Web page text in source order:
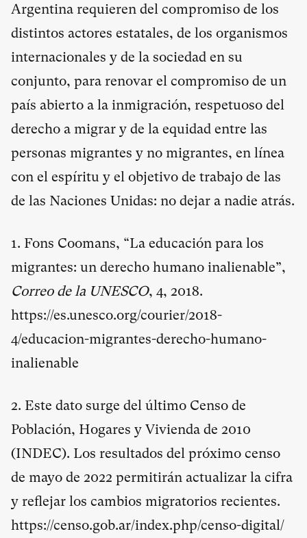
Argentina requieren del compromiso de los
distintos actores estatales, de los organismos
internacionales y de la sociedad en su
conjunto, para renovar el compromiso de un
país abierto a la inmigración, respetuoso del
derecho a migrar y de la equidad entre las
personas migrantes y no migrantes, en línea
con el espíritu y el objetivo de trabajo de las
de las Naciones Unidas: no dejar a nadie atrás.
1. Fons Coomans, “La educación para los
migrantes: un derecho humano inalienable”,
Correo de la UNESCO, 4, 2018.
https://es.unesco.org/courier/2018-
4/educacion-migrantes-derecho-humano-
inalienable
2. Este dato surge del último Censo de
Población, Hogares y Vivienda de 2010
(INDEC). Los resultados del próximo censo
de mayo de 2022 permitirán actualizar la cifra
y reflejar los cambios migratorios recientes.
https://censo.gob.ar/index.php/censo-digital/